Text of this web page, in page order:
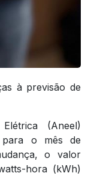
à previsão de
(Aneel)
para o mês de
o valor
hora (kWh)